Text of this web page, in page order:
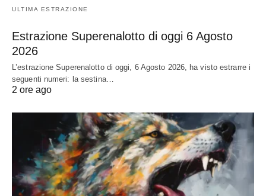
ULTIMA ESTRAZIONE
Estrazione Superenalotto di oggi 6 Agosto
2026
L’estrazione Superenalotto di oggi, 6 Agosto 2026, ha visto estrarre i
seguenti numeri: la sestina…
2 ore ago